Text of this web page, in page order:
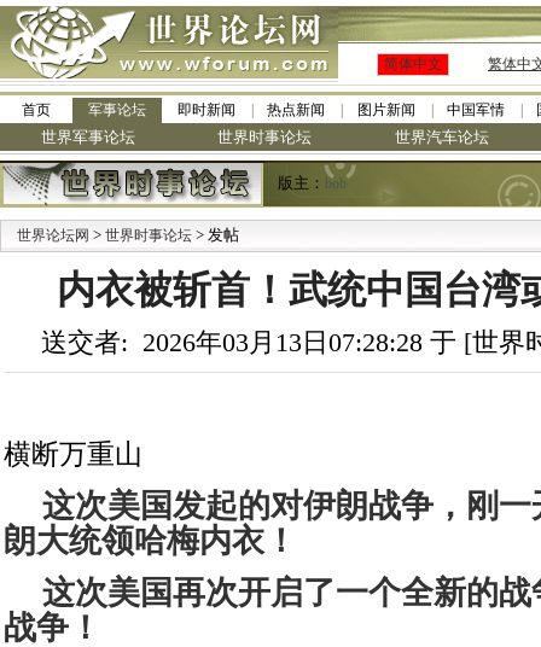
简体中文 繁体中
首页 军事论坛 即时新闻 热点新闻 图片新闻 中国军情
世界军事论坛 世界时事论坛 世界汽车论坛
版主： bob
世界论坛网 > 世界时事论坛 > 发帖
内衣被斩首！武统中国台湾
送交者: 2026年03月13日07:28:28 于 [世
横断万重山
这次美国发起的对伊朗战争，刚
朗大统领哈梅内衣！
这次美国再次开启了一个全新的
战争！